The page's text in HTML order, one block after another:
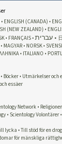
ENGLISH (CANADA)
(NEW ZEALAND)
FRANÇAIS עברית
MAGYAR NORSK
ITALIANO
Böcker Utmärkelser och
essäer
Network
Scientology Volontärer
lycka Till stöd för en
för mänskliga